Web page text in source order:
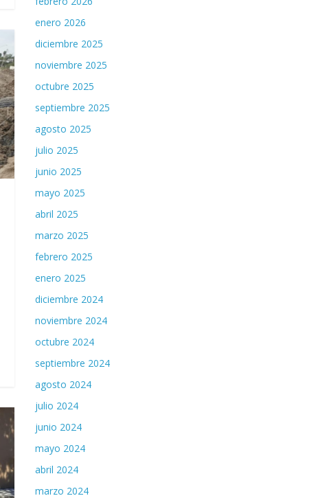
enero 2026
diciembre 2025
noviembre 2025
octubre 2025
septiembre 2025
agosto 2025
julio 2025
junio 2025
mayo 2025
abril 2025
marzo 2025
febrero 2025
enero 2025
diciembre 2024
noviembre 2024
octubre 2024
septiembre 2024
agosto 2024
julio 2024
junio 2024
mayo 2024
abril 2024
marzo 2024